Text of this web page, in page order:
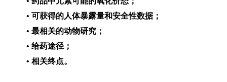
• 可获得的人体暴露量和安全性数据；
• 最相关的动物研究；
• 给药途径；
• 相关终点。